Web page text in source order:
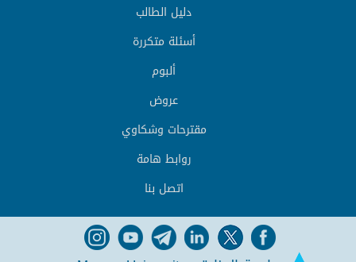
دليل الطالب
أسئلة متكررة
ألبوم
عروض
مقترحات وشكاوي
روابط هامة
اتصل بنا